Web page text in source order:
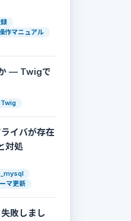
作マニュアル
— Twigで
Twig
イバが存在
対処
マ更新
敗しまし